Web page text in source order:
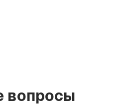
вопросы